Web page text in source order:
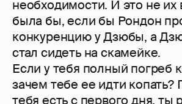
необходимости. И это не их
была бы, если бы Рондон
конкуренцию у Дзюбы, а
стал сидеть на скамейке.
Если у тебя полный погреб
зачем тебе ее идти копать?
тебя есть с первого дня, ты